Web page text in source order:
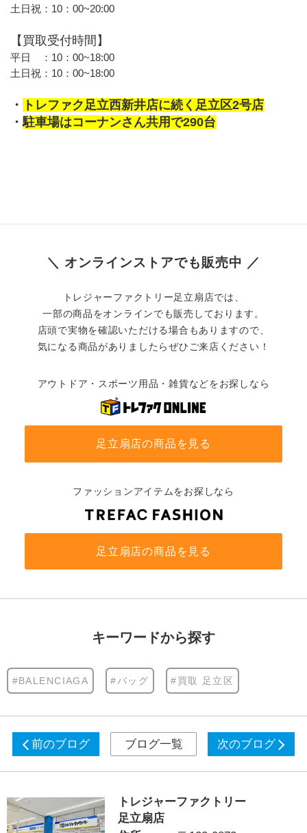
土日祝：10：00~20:00
【買取受付時間】
平日　：10：00~18:00
土日祝：10：00~18:00
・
トレファク足立西新井店に続く足立区2号店
・駐車場はコーナンさん共用で290台
＼ オンラインストアでも販売中 ／
トレジャーファクトリー足立扇店では、
一部の商品をオンラインでも販売しております。
店頭で実物を確認いただける場合もありますので、
気になる商品がありましたらぜひご来店ください！
アウトドア・スポーツ用品・雑貨などをお探しなら
足立扇店の商品を見る
ファッションアイテムをお探しなら
足立扇店の商品を見る
キーワードから探す
#BALENCIAGA #バッグ #買取 足立区
前のブログ ブログ一覧 次のブログ
トレジャーファクトリー
足立扇店